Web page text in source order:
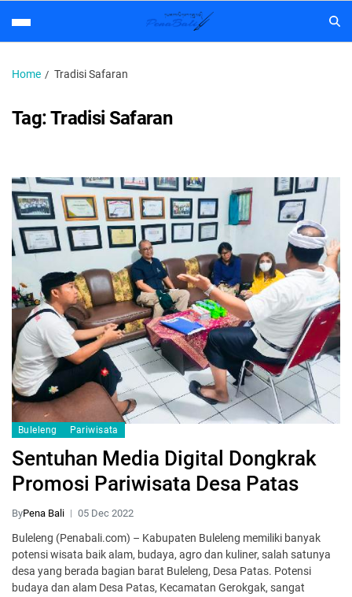
Home Tradisi Safaran
Tag:Tradisi Safaran
Buleleng Pariwisata
Sentuhan Media Digital Dongkrak
Promosi Pariwisata Desa Patas
ByPena Bali 05 Dec 2022
Buleleng (Penabali.com) – Kabupaten Buleleng memiliki banyak
potensi wisata baik alam, budaya, agro dan kuliner, salah satunya
desa yang berada bagian barat Buleleng, Desa Patas. Potensi
budaya dan alam Desa Patas, Kecamatan Gerokgak, sangat